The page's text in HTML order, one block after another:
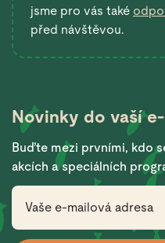
jsme pro vás také
před návštěvou.
Novinky do vaší
Buďte mezi prvními, kdo
akcích a speciálních